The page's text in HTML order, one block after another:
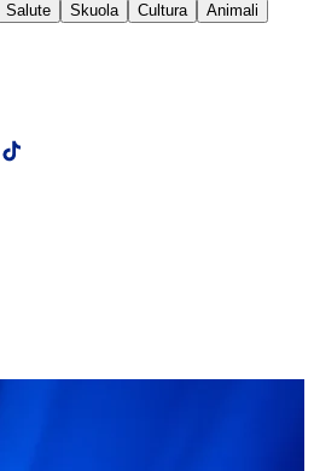
Salute Skuola Cultura
Animali